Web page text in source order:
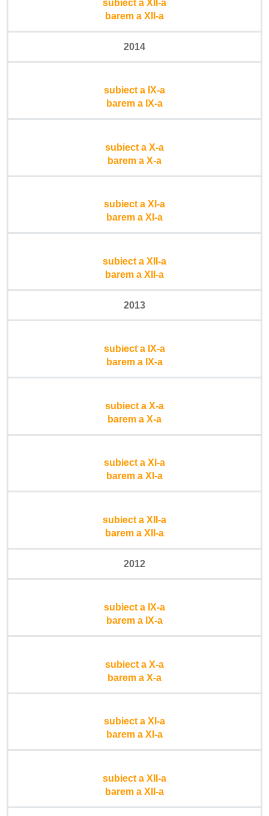
subiect a XII-a
barem a XII-a
2014
subiect a IX-a
barem a IX-a
subiect a X-a
barem a X-a
subiect a XI-a
barem a XI-a
subiect a XII-a
barem a XII-a
2013
subiect a IX-a
barem a IX-a
subiect a X-a
barem a X-a
subiect a XI-a
barem a XI-a
subiect a XII-a
barem a XII-a
2012
subiect a IX-a
barem a IX-a
subiect a X-a
barem a X-a
subiect a XI-a
barem a XI-a
subiect a XII-a
barem a XII-a